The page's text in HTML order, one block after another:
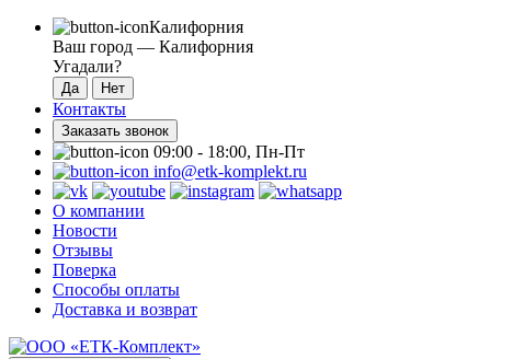
Калифорния
Ваш город — Калифорния
Угадали?
Контакты
Заказать звонок
09:00 - 18:00, Пн-Пт
info@etk-komplekt.ru
О компании
Новости
Отзывы
Поверка
Способы оплаты
Доставка и возврат